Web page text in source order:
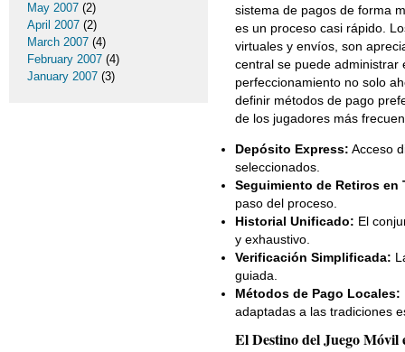
sistema de pagos de forma
es un proceso casi rápido.
virtuales y envíos, son
central se puede administrar
perfeccionamiento no solo
definir métodos de pago
de los jugadores más
Depósito Express: Acceso
seleccionados.
Seguimiento de Retiros en
paso del proceso.
Historial Unificado: El
y exhaustivo.
Verificación Simplificada:
guiada.
Métodos de Pago Locales:
adaptadas a las tradiciones
El Destino del Juego
May 2007 (2)
April 2007 (2)
March 2007 (4)
February 2007 (4)
January 2007 (3)